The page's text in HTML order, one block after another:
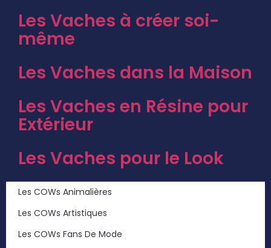
Les Vaches à créer soi-
même
Les Vaches dans la Maison
Les Vaches en Résine pour
Extérieur
Les Vaches pour le Look
Les COWs Animalières
Les COWs Artistiques
Les COWs Fans De Mode